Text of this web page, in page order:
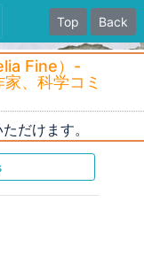
Top Back
Fine）-
、科学コミ
だけます。